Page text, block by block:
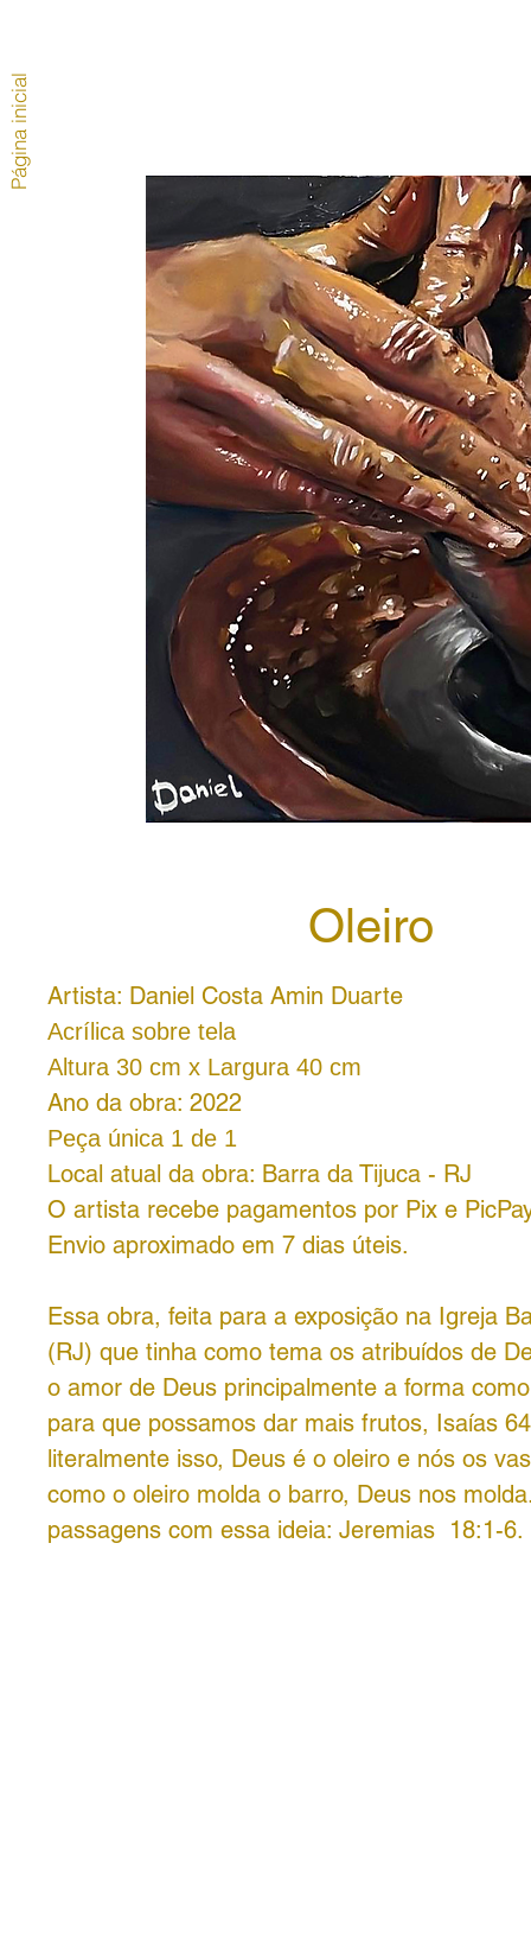
Oleiro
Artista: Daniel Costa Amin Duarte
Acrílica sobre tela
Altura 30 cm x Largura 40 cm
Ano da obra: 2022
Peça única 1 de 1
Local atual da obra: Barra da Tijuca - RJ
O artista recebe pagamentos por Pix e
Envio aproximado em 7 dias úteis.
Essa obra, feita para a exposição na Igreja
(RJ) que tinha como tema os atribuídos de
o amor de Deus principalmente a forma
para que possamos dar mais frutos, Isaías
literalmente isso, Deus é o oleiro e nós os
como o oleiro molda o barro, Deus nos
passagens com essa ideia: Jeremias 18:1-6.
Página inicial